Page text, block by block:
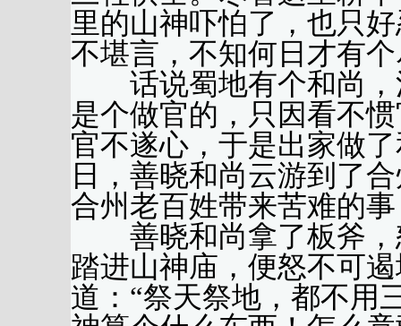
里的山神吓怕了，也只
不堪言，不知何日才有
话说蜀地有个和尚，
是个做官的，只因看不
官不遂心，于是出家做
日，善晓和尚云游到了
合州老百姓带来苦难的
善晓和尚拿了板斧，
踏进山神庙，便怒不可
道：“祭天祭地，都不用